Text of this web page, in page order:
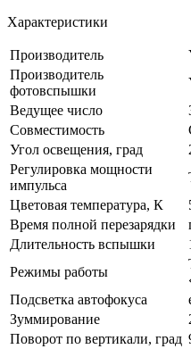
Характеристики
Производитель
Производитель
фотовспышки
Ведущее число
Совместимость
Угол освещения, град
Регулировка мощности
импульса
Цветовая температура, К
Время полной перезарядки
Длительность вспышки
Режимы работы
Подсветка автофокуса
Зуммирование
Поворот по вертикали, град